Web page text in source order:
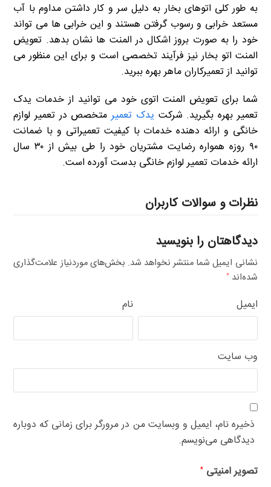
به طور کلی اتوهای بخار به دلیل سر و کار داشتن مداوم با آب
مستعد خرابی و رسوب گرفتن هستند و این خرابی ها می تواند
خود را به صورت بروز اشکال در المنت ها نشان بدهد. تعویض
المنت اتو بخار نیز فرآیند تخصصی است و برای این منظور می
توانید از تعمیرکاران ماهر بهره ببرید.
شما برای تعویض المنت اتوی خود می توانید از خدمات یدک
تعمیر بهره بگیرید. شرکت یدک تعمیرمتخصص در تعمیر لوازم
خانگی و ارائه دهنده خدمات با کیفیت تعمیراتی و با ضمانت
۹۰ روزه همواره رضایت مشتریان خود را طی بیش از ۳۰ سال
ارائه خدمات تعمیر لوازم خانگی بدست آورده است.
نظرات و سوالات کاربران
دیدگاهتان را بنویسید
نشانی ایمیل شما منتشر نخواهد شد. بخش‌های موردنیاز علامت‌گذاری
شده‌اند*
نام ایمیل
وب‌ سایت
ذخیره نام، ایمیل و وبسایت من در مرورگر برای زمانی که دوباره
دیدگاهی می‌نویسم.
تصویر امنیتی*